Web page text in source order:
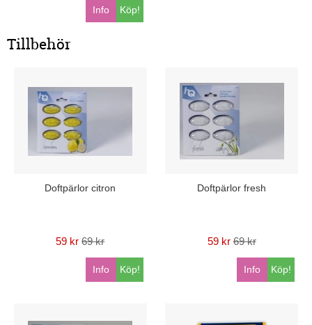
Köp!
Info
Tillbehör
Doftpärlor citron
59 kr 69 kr
Köp!
Info
Doftpärlor fresh
59 kr 69 kr
Köp!
Info